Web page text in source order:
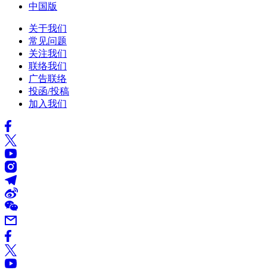
中国版
关于我们
常见问题
关注我们
联络我们
广告联络
投函/投稿
加入我们